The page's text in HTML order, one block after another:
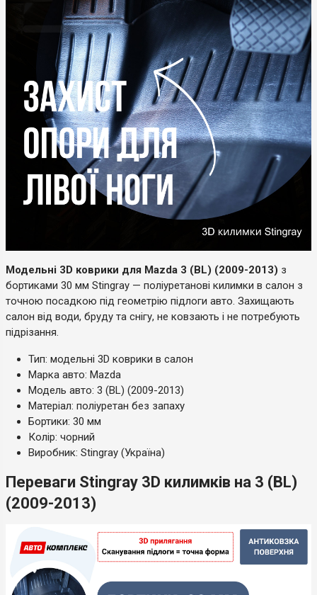
Модельні 3D коврики для Mazda 3 (BL) (2009-2013) з
бортиками 30 мм Stingray — поліуретанові килимки в салон з
точною посадкою під геометрію підлоги авто. Захищають
салон від води, бруду та снігу, не ковзають і не потребують
підрізання.
Тип: модельні 3D коврики в салон
Марка авто: Mazda
Модель авто: 3 (BL) (2009-2013)
Матеріал: поліуретан без запаху
Бортики: 30 мм
Колір: чорний
Виробник: Stingray (Україна)
Переваги Stingray 3D килимків на 3 (BL)
(2009-2013)